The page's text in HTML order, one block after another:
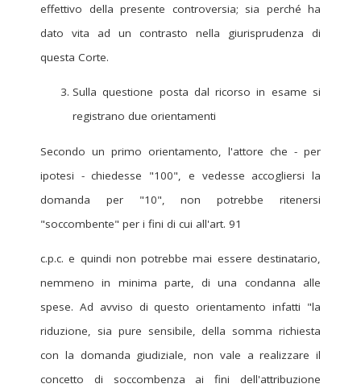
effettivo della presente controversia; sia perché ha
dato vita ad un contrasto nella giurisprudenza di
questa Corte.
Sulla questione posta dal ricorso in esame si
registrano due orientamenti
Secondo un primo orientamento, l'attore che - per
ipotesi - chiedesse "100", e vedesse accogliersi la
domanda per "10", non potrebbe ritenersi
"soccombente" per i fini di cui all'art. 91
c.p.c. e quindi non potrebbe mai essere destinatario,
nemmeno in minima parte, di una condanna alle
spese. Ad avviso di questo orientamento infatti "la
riduzione, sia pure sensibile, della somma richiesta
con la domanda giudiziale, non vale a realizzare il
concetto di soccombenza ai fini dell'attribuzione